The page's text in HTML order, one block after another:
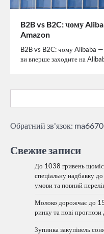
B2B vs B2C: чому
Amazon
B2B vs B2C: чому Alibaba —
ви вперше заходите на
Обратний зв'язок:
Свежие записи
До 1038 гривень
спеціальну надбавку
умови та повний
Молоко дорожчає до 15
ринку та нові прогнози
Зупинка закупівель